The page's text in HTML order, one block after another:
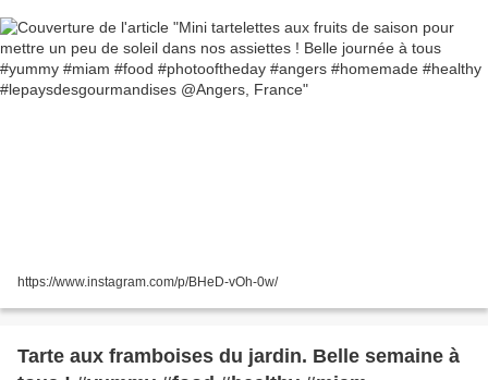
https://www.instagram.com/p/BHeD-vOh-0w/
Tarte aux framboises du jardin. Belle semaine à